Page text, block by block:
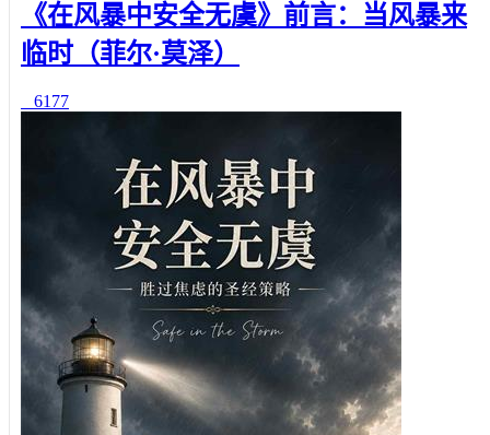
《在风暴中安全无虞》前言：当风暴来
临时（菲尔·莫泽）
6177